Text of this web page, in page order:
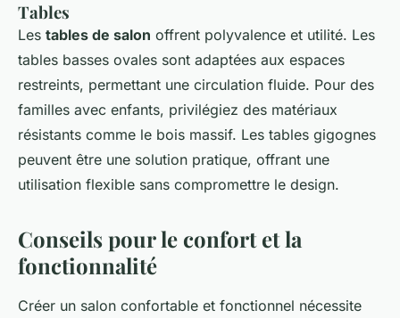
Tables
Les tables de salon offrent polyvalence et utilité. Les
tables basses ovales sont adaptées aux espaces
restreints, permettant une circulation fluide. Pour des
familles avec enfants, privilégiez des matériaux
résistants comme le bois massif. Les tables gigognes
peuvent être une solution pratique, offrant une
utilisation flexible sans compromettre le design.
Conseils pour le confort et la
fonctionnalité
Créer un salon confortable et fonctionnel nécessite